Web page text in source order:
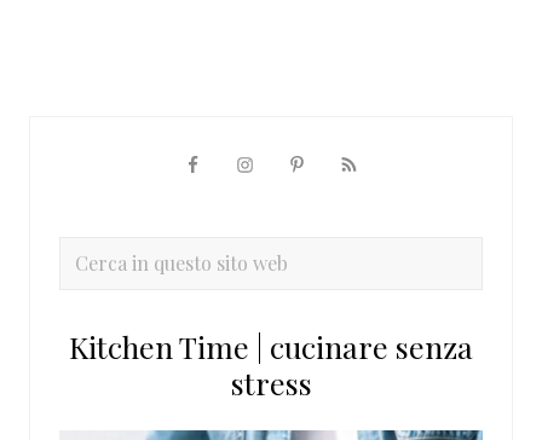
primaria
Cerca
sito
Kitchen Time | cucinare senza
stress